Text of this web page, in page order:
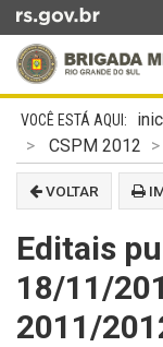
para
conteúdo
para
menu
para
busca
Início
conteúdo
CSPM 2012
VOLTAR
Editais
18/11/
2011/